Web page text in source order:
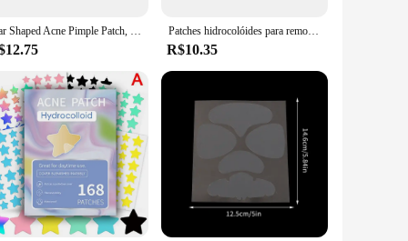
from acne to scars. They are easy to apply and
that comes your way. Their compact size makes them
these patches are durable and reusable, reducing
professional makeup artist looking for a reliable tool or
Star Shaped Acne Pimple Patch, impermeável, corretivo invisível, mancha de mancha, tratamento de espinha, beleza facial, cuidados com a pele, 40pcs Patches hidrocolóides para remoção de acne, remoção invisível, espinha, manchas, marcas, corretivo, adesivo de reparo, impermeável, 144pcs
R$10.35